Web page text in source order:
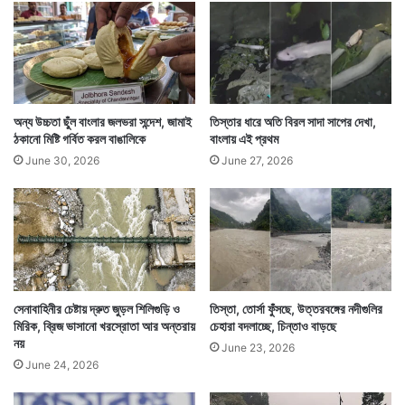
অন্যদিকে এদিন মমতা বন্দ্যোপাধ্যায়ও দাবি করেন বিজেপি এখনও
হিংসা চালাচ্ছে রাজ্যে। বিশেষত কোচবিহারে তৃণমূল কর্মীদের ওপর
অত্যাচার হচ্ছে।
অন্য উচ্চতা ছুঁল বাংলার জলভরা সন্দেশ, জামাই
ঠকানো মিষ্টি গর্বিত করল বাঙালিকে
June 30, 2026
তিস্তার ধারে অতি বিরল সাদা সাপের দেখা,
বাংলায় এই প্রথম
June 27, 2026
সেনাবাহিনীর চেষ্টায় দ্রুত জুড়ল শিলিগুড়ি ও
মিরিক, ব্রিজ ভাসানো খরস্রোতা আর অন্তরায়
নয়
June 24, 2026
তিস্তা, তোর্সা ফুঁসছে, উত্তরবঙ্গের নদীগুলির
চেহারা বদলাচ্ছে, চিন্তাও বাড়ছে
June 23, 2026